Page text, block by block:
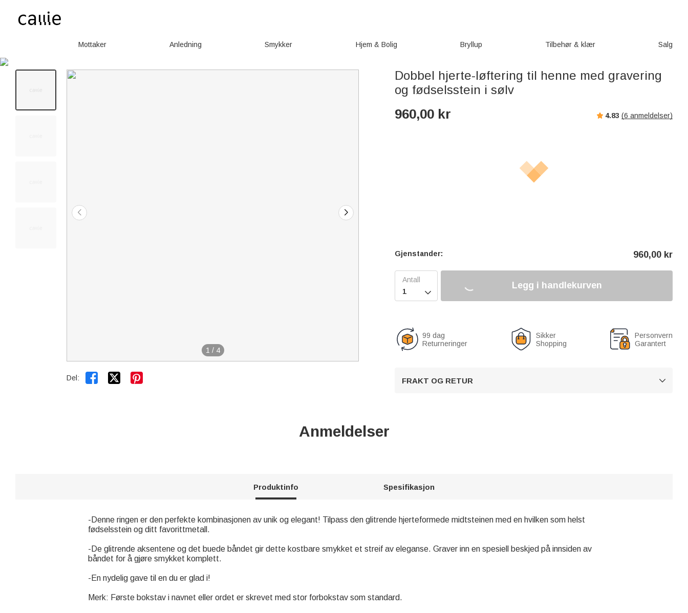
Mottaker Anledning Smykker Hjem & Bolig Bryllup Tilbehør & klær Salg
1 / 4
Del:  
Dobbel hjerte-løftering til henne med gravering
og fødselsstein i sølv
960,00 kr 4.83 (6 anmeldelser)
Gjenstander: 960,00 kr

Legg i handlekurven
99 dag
Returneringer
Sikker
Shopping
Personvern
Garantert
FRAKT OG RETUR 
Anmeldelser
Produktinfo Spesifikasjon
-Denne ringen er den perfekte kombinasjonen av unik og elegant! Tilpass den glitrende hjerteformede midtsteinen med en hvilken som helst
fødselsstein og ditt favorittmetall.
-De glitrende aksentene og det buede båndet gir dette kostbare smykket et streif av eleganse. Graver inn en spesiell beskjed på innsiden av
båndet for å gjøre smykket komplett.
-En nydelig gave til en du er glad i!
Merk: Første bokstav i navnet eller ordet er skrevet med stor forbokstav som standard.